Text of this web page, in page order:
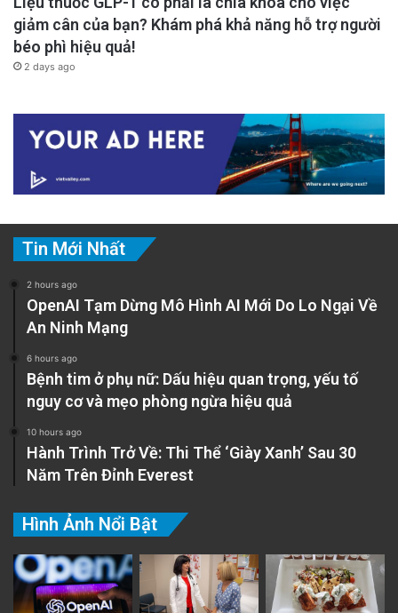
giảm cân của bạn? Khám phá khả năng hỗ trợ người
béo phì hiệu quả!
2 days ago
Tin Mới Nhất
2 hours ago
OpenAI Tạm Dừng Mô Hình AI Mới Do Lo Ngại Về
An Ninh Mạng
6 hours ago
Bệnh tim ở phụ nữ: Dấu hiệu quan trọng, yếu tố
nguy cơ và mẹo phòng ngừa hiệu quả
10 hours ago
Hành Trình Trở Về: Thi Thể ‘Giày Xanh’ Sau 30
Năm Trên Đỉnh Everest
Hình Ảnh Nổi Bật